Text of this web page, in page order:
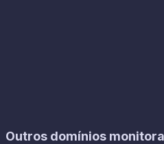
Outros domínios